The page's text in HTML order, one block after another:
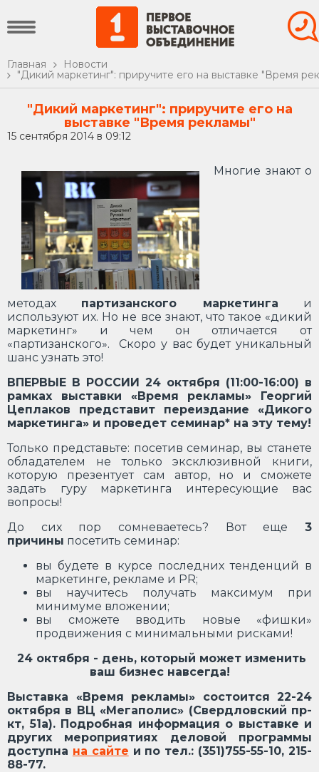
Главная
Новости
"Дикий маркетинг": приручите его на выставке "Время
"Дикий маркетинг": приручите его на
выставке "Время рекламы"
15 сентября 2014 в 09:12
Многие знают о
методах партизанского маркетинга и
используют их. Но не все знают, что такое «дикий
маркетинг» и чем он отличается от
«партизанского». Скоро у вас будет уникальный
шанс узнать это!
ВПЕРВЫЕ В РОССИИ 24 октября (11:00-16:00) в
рамках выставки «Время рекламы» Георгий
Цеплаков представит переиздание «Дикого
маркетинга» и проведет семинар* на эту тему!
Только представьте: посетив семинар, вы станете
обладателем не только эксклюзивной книги,
которую презентует сам автор, но и сможете
задать гуру маркетинга интересующие вас
вопросы!
До сих пор сомневаетесь? Вот еще 3
причины посетить семинар:
вы будете в курсе последних тенденций в
маркетинге, рекламе и PR;
вы научитесь получать максимум при
минимуме вложении;
вы сможете вводить новые «фишки»
продвижения с минимальными рисками!
24 октября - день, который может изменить
ваш бизнес навсегда!
Выставка «Время рекламы» состоится 22-24
октября в ВЦ «Мегаполис» (Свердловский пр-
кт, 51а). Подробная информация о выставке и
других мероприятиях деловой программы
доступна на сайте и по тел.: (351)755-55-10, 215-
88-77.